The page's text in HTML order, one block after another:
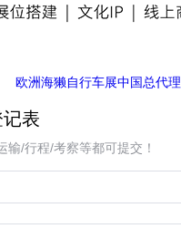
欧洲海獭自行车展中国总代理